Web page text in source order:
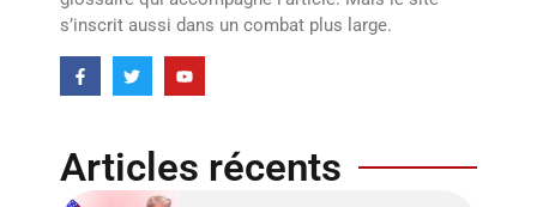
s’inscrit aussi dans un combat plus large.
Articles récents